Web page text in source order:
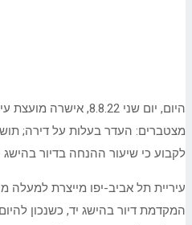
היום, יום שני 8.8.22, אישרה מועצת עיריית תל אביב-יפו שתי החלטות חשובות הנוגעות לדיור בהישג יד. ההחלטה הראשונה נוגעת לעדכון קריטריוני הזכאות
מצטברים: העדר בעלות על דירה;
לקבוע כי שיעור ההנחה בדיור בהישג
עיריית תל אביב-יפו מייצרת למעלה